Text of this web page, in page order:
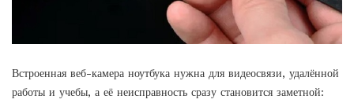
Встроенная веб-камера ноутбука нужна для видеосвязи, удалённой
работы и учебы, а её неисправность сразу становится заметной: